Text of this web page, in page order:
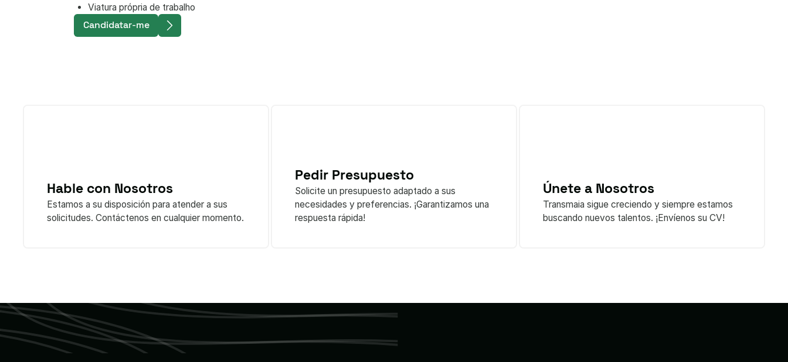
Viatura própria de trabalho
Candidatar-me
Hable con Nosotros
Estamos a su disposición para atender a sus
solicitudes. Contáctenos en cualquier momento.
Pedir Presupuesto
Solicite un presupuesto adaptado a sus
necesidades y preferencias. ¡Garantizamos una
respuesta rápida!
Únete a Nosotros
Transmaia sigue creciendo y siempre estamos
buscando nuevos talentos. ¡Envíenos su CV!